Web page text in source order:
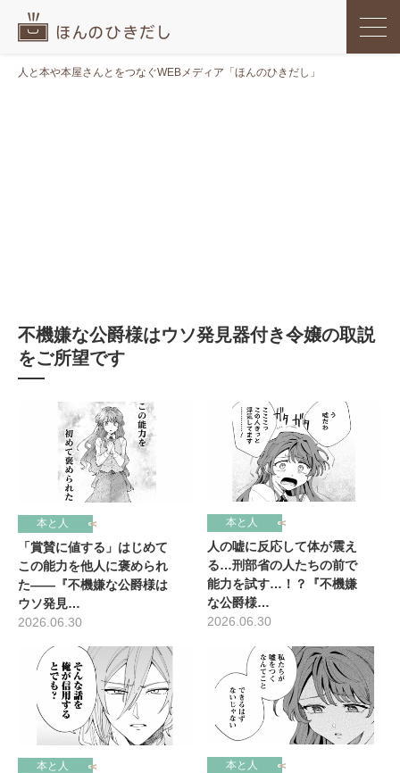
人と本や本屋さんとをつなぐWEBメディア「ほんのひきだし」
不機嫌な公爵様はウソ発見器付き令嬢の取説
をご所望です
本と人
「賞賛に値する」はじめて
この能力を他人に褒められ
た――『不機嫌な公爵様は
ウソ発見…
2026.06.30
本と人
人の嘘に反応して体が震え
る…刑部省の人たちの前で
能力を試す…！？『不機嫌
な公爵様…
2026.06.30
本と人 本と人